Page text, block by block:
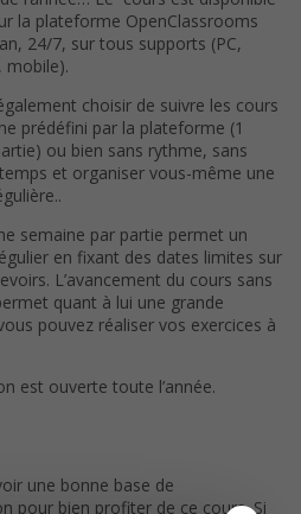
la plateforme OpenClassrooms
24/7, sur tous supports (PC,
mobile).
choisir de suivre les cours
prédéfini par la plateforme (1
ou bien sans rythme, sans
et organiser vous-même une
semaine par partie permet un
en fixant des dates limites sur
L’avancement du cours sans
quant à lui une grande
pouvez réaliser vos exercices à
est ouverte toute l’année.
une bonne base de
pour bien profiter de ce cours. Si